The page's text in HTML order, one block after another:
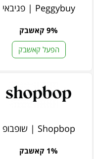
Peggybuy | פגיבאי
9% קאשבק
הפעל קאשבק
Shopbop | שופבופ
1% קאשבק